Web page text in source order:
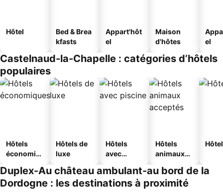
Hôtel
Bed & Brea
kfasts
Appart'hôt
el
Maison
d'hôtes
el
Castelnaud-la-Chapelle : catégories d’hôtels
populaires
Hôtels
économiq
Hôtels de
luxe
Hôtels
avec
Hôtels
animaux
Duplex-Au château ambulant-au bord de la
Dordogne : les destinations à proximité